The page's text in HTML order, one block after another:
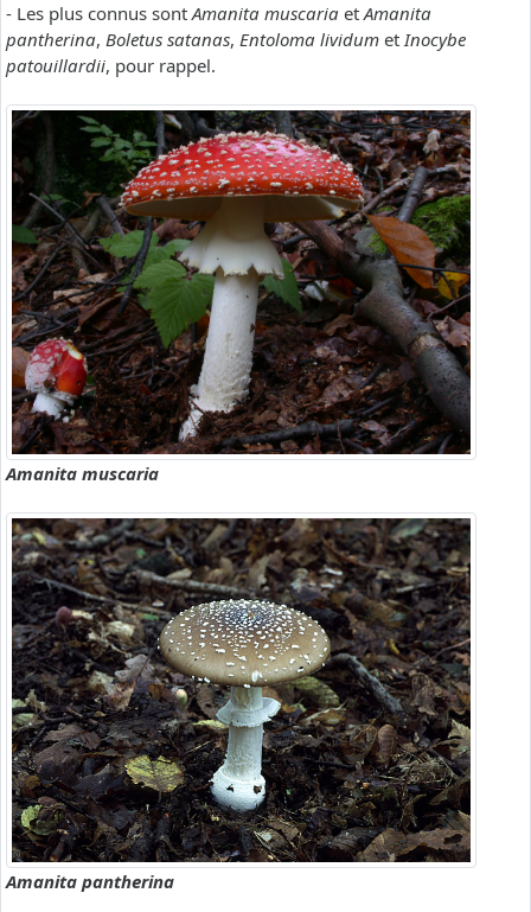
- Les plus connus sontAmanita muscaria etAmanita
pantherina, Boletus satanas, Entoloma lividum etInocybe
patouillardii, pour rappel.
Amanita muscaria
Amanita pantherina